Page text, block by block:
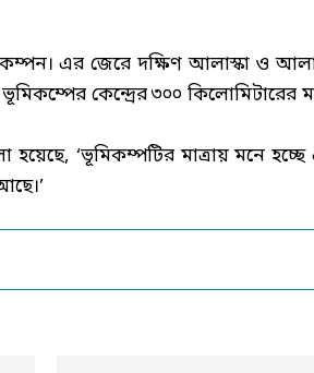
এর জেরে দক্ষিণ আলাস্কা ও
কেন্দ্রের ৩০০ কিলোমিটারের
হয়েছে, ‘ভূমিকম্পটির মাত্রায় মনে